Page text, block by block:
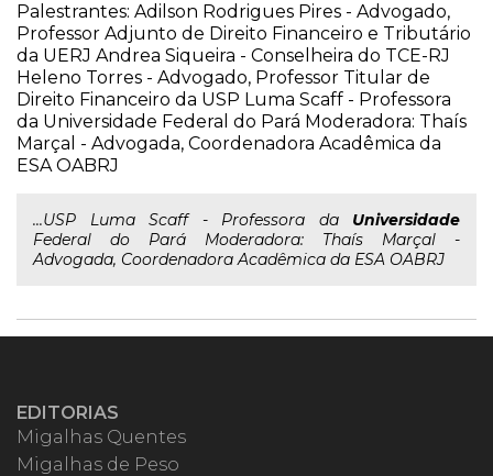
Palestrantes: Adilson Rodrigues Pires - Advogado,
Professor Adjunto de Direito Financeiro e Tributário
da UERJ Andrea Siqueira - Conselheira do TCE-RJ
Heleno Torres - Advogado, Professor Titular de
Direito Financeiro da USP Luma Scaff - Professora
da Universidade Federal do Pará Moderadora: Thaís
Marçal - Advogada, Coordenadora Acadêmica da
ESA OABRJ
...USP Luma Scaff - Professora da Universidade
Federal do Pará Moderadora: Thaís Marçal -
Advogada, Coordenadora Acadêmica da ESA OABRJ
EDITORIAS
Migalhas Quentes
Migalhas de Peso